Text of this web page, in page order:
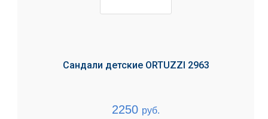
Сандали детские ORTUZZI 2963
2250 руб.